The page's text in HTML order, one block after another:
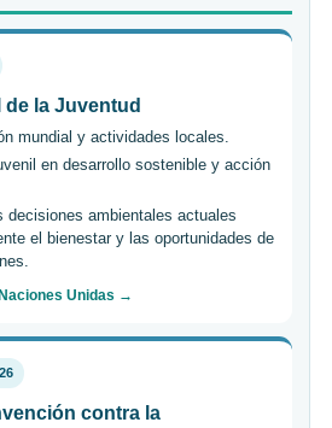
de la Juventud
mundial y actividades locales.
en desarrollo sostenible y acción
decisiones ambientales actuales
el bienestar y las oportunidades de
Unidas →
contra la